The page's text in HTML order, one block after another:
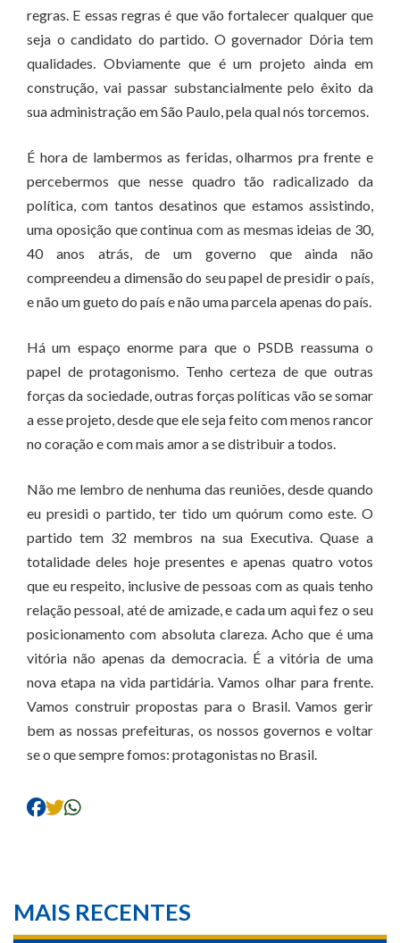
regras. E essas regras é que vão fortalecer qualquer que
seja o candidato do partido. O governador Dória tem
qualidades. Obviamente que é um projeto ainda em
construção, vai passar substancialmente pelo êxito da
sua administração em São Paulo, pela qual nós torcemos.
É hora de lambermos as feridas, olharmos pra frente e
percebermos que nesse quadro tão radicalizado da
política, com tantos desatinos que estamos assistindo,
uma oposição que continua com as mesmas ideias de 30,
40 anos atrás, de um governo que ainda não
compreendeu a dimensão do seu papel de presidir o país,
e não um gueto do país e não uma parcela apenas do país.
Há um espaço enorme para que o PSDB reassuma o
papel de protagonismo. Tenho certeza de que outras
forças da sociedade, outras forças políticas vão se somar
a esse projeto, desde que ele seja feito com menos rancor
no coração e com mais amor a se distribuir a todos.
Não me lembro de nenhuma das reuniões, desde quando
eu presidi o partido, ter tido um quórum como este. O
partido tem 32 membros na sua Executiva. Quase a
totalidade deles hoje presentes e apenas quatro votos
que eu respeito, inclusive de pessoas com as quais tenho
relação pessoal, até de amizade, e cada um aqui fez o seu
posicionamento com absoluta clareza. Acho que é uma
vitória não apenas da democracia. É a vitória de uma
nova etapa na vida partidária. Vamos olhar para frente.
Vamos construir propostas para o Brasil. Vamos gerir
bem as nossas prefeituras, os nossos governos e voltar
se o que sempre fomos: protagonistas no Brasil.
MAIS RECENTES